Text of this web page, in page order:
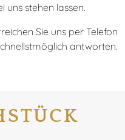
uns stehen lassen.
Sie uns per Telefon
antworten.